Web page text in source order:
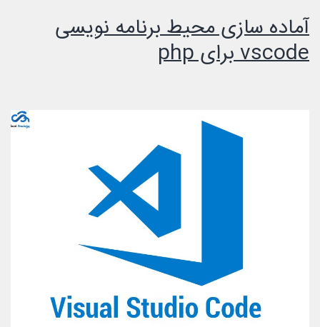
آماده سازی محیط برنامه نویسی
vscode برای php